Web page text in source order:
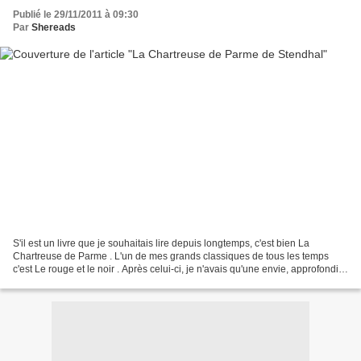
Publié le 29/11/2011 à 09:30
Par Shereads
S'il est un livre que je souhaitais lire depuis longtemps, c'est bien La
Chartreuse de Parme . L'un de mes grands classiques de tous les temps
c'est Le rouge et le noir . Après celui-ci, je n'avais qu'une envie, approfondir